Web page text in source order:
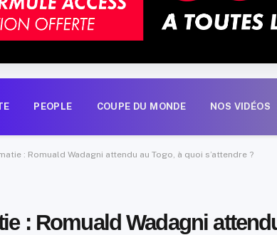
PEOPLE COUPE DU MONDE NOS VIDÉOS
: Romuald Wadagni attendu au Togo, à quoi s’attendre ?
: Romuald Wadagni